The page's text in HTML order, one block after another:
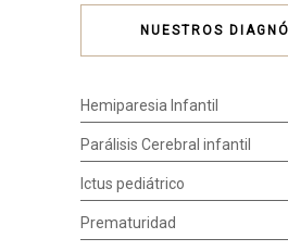
NUESTROS
Hemiparesia Infantil
Parálisis Cerebral infantil
Ictus pediátrico
Prematuridad